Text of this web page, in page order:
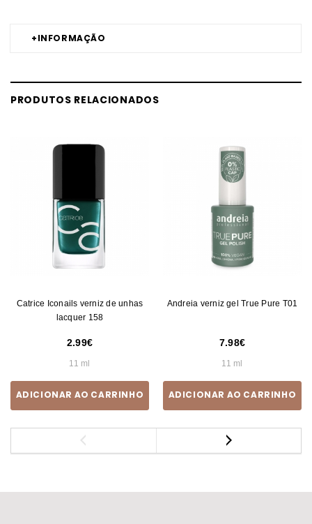
+INFORMAÇÃO
PRODUTOS RELACIONADOS
Catrice Iconails verniz de unhas
lacquer 158
2.99
11 ml
ADICIONAR AO CARRINHO
Andreia verniz gel True Pure T01
7.98
11 ml
ADICIONAR AO CARRINHO